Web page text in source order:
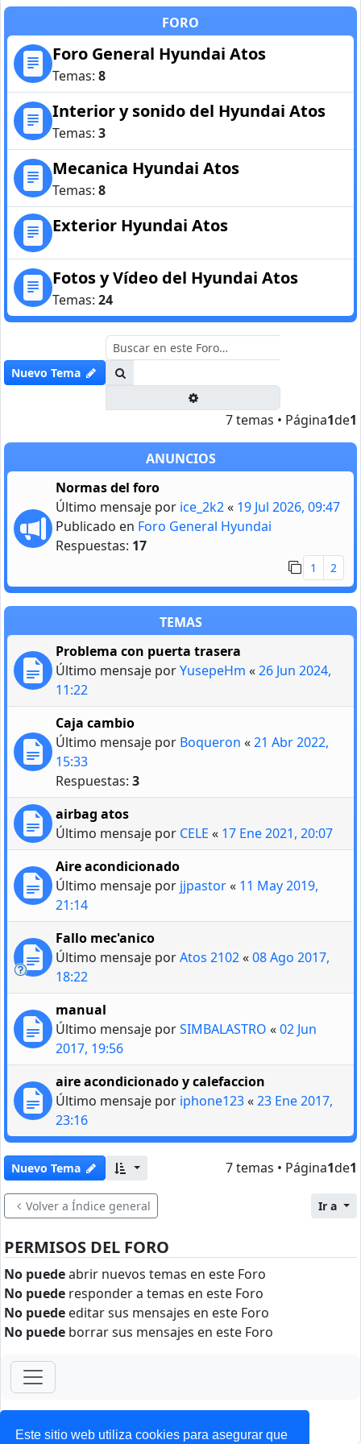
Este sitio web utiliza cookies para asegurar que
FORO
Foro General Hyundai Atos
Temas: 8
Interior y sonido del Hyundai Atos
Temas: 3
Mecanica Hyundai Atos
Temas: 8
Exterior Hyundai Atos
Fotos y Vídeo del Hyundai Atos
Temas: 24
Nuevo Tema
7 temas • Página1de1
ANUNCIOS
Normas del foro
Último mensaje por ice_2k2« 19 Jul 2026, 09:47
Publicado en Foro General Hyundai
Respuestas: 17
1 2
TEMAS
Problema con puerta trasera
Último mensaje porYusepeHm «26 Jun 2024,
11:22
Caja cambio
Último mensaje por Boqueron «21 Abr 2022,
15:33
Respuestas: 3
airbag atos
Último mensaje por CELE « 17 Ene 2021, 20:07
Aire acondicionado
Último mensaje por jjpastor« 11 May 2019,
21:14
Fallo mec'anico
Último mensaje porAtos 2102«08 Ago 2017,
18:22
manual
Último mensaje porSIMBALASTRO «02 Jun
2017, 19:56
aire acondicionado y calefaccion
Último mensaje por iphone123«23 Ene 2017,
23:16
Nuevo Tema 7 temas • Página1de1
Volver a Índice general Ir a
PERMISOS DEL FORO
No puedeabrir nuevos temas en este Foro
No puede responder a temas en este Foro
No puede editar sus mensajes en este Foro
No puede borrar sus mensajes en este Foro
ForoClub 2025
Privacidad| Condiciones